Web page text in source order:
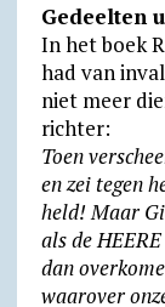
Gedeelten
In het boek
had van
niet meer
richter:
Toen
en zei tegen
held! Maar
als de
dan
waarover